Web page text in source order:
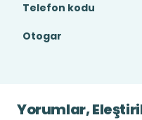
Telefon kodu
Otogar
Yorumlar,